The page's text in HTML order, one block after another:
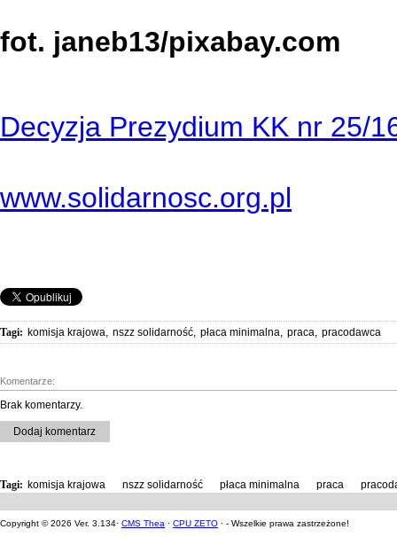
fot. janeb13/pixabay.com
Decyzja Prezydium KK nr 25/
www.solidarnosc.org.pl
Tagi: komisja krajowa, nszz solidarność, płaca minimalna, praca, pracodawca
Komentarze:
Brak komentarzy.
Dodaj komentarz
Tagi: komisja krajowa nszz solidarność płaca minimalna praca
Copyright © 2026 Ver. 3.134· CMS Thea · CPU ZETO · - Wszelkie prawa zastrzeżone!